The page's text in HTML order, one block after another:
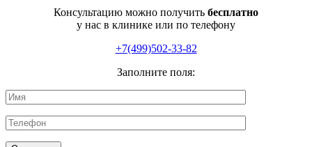
Консультацию можно получить бесплатно
у нас в клинике или по телефону
+7(499)502-33-82
Заполните поля: